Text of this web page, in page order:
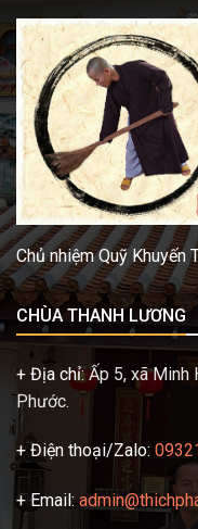
Chủ nhiệm Quỹ Khuyến
CHÙA THANH LƯƠNG
+ Địa chỉ:Ấp 5, xã Minh
Phước.
+ Điện thoại/Zalo:
+ Email: